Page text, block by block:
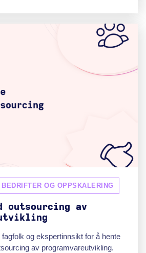
OG OPPSKALERING
outsourcing av
fagfolk og ekspertinnsikt for å hente
av programvareutvikling.